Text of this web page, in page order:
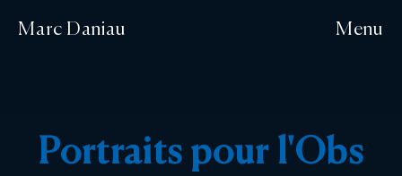
Marc Daniau Menu
Portraits pour l'Obs